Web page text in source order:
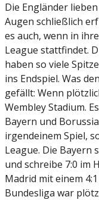
Die Engländer
Augen schließlich
es auch, wenn in
League stattfindet.
haben so viele
ins Endspiel. Was
gefällt: Wenn
Wembley Stadium.
Bayern und
irgendeinem Spiel,
League. Die Bayern
und schreibe 7:0 im
Madrid mit einem
Bundesliga war